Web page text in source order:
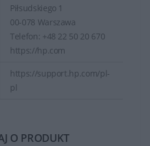
Piłsudskiego 1
00-078 Warszawa
Telefon: +48 22 50 20 670
https://hp.com
https://support.hp.com/pl-
pl
O PRODUKT